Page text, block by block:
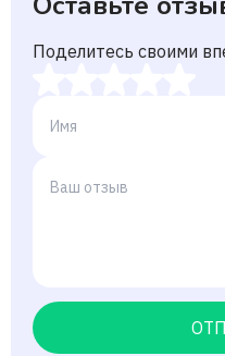
Поделитесь своими